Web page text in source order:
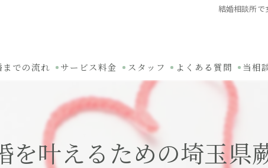
結婚相談所
までの流れ サービス料金 スタッフ よくある質問 当相
オ
を叶えるための埼玉県